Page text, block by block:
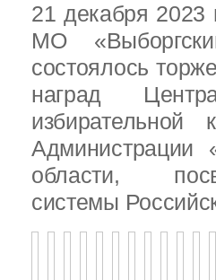
21 декабря 2023
МО
состоялось
наград
избирательной
Администрации
области,
системы